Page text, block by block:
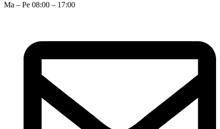
Ma – Pe 08:00 – 17:00